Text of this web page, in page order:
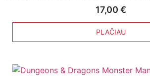
17,00 €
PLAČIAU